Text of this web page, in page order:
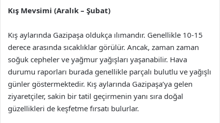
Kış Mevsimi (Aralık – Şubat)
Kış aylarında Gazipaşa oldukça ılımandır. Genellikle 10-15
derece arasında sıcaklıklar görülür. Ancak, zaman zaman
soğuk cepheler ve yağmur yağışları yaşanabilir. Hava
durumu raporları burada genellikle parçalı bulutlu ve yağışlı
günler göstermektedir. Kış aylarında Gazipaşa’ya gelen
ziyaretçiler, sakin bir tatil geçirmenin yanı sıra doğal
güzellikleri de keşfetme fırsatı bulurlar.